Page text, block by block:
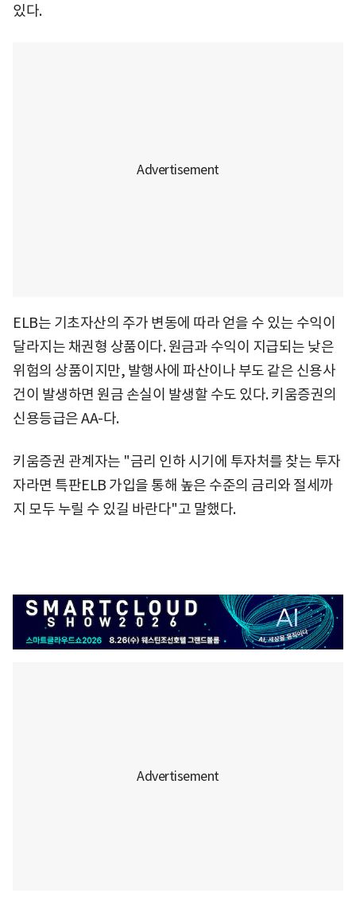
있다.
ELB는 기초자산의 주가 변동에 따라 얻을 수 있는 수익이
달라지는 채권형 상품이다. 원금과 수익이 지급되는 낮은
위험의 상품이지만, 발행사에 파산이나 부도 같은 신용사
건이 발생하면 원금 손실이 발생할 수도 있다. 키움증권의
신용등급은 AA-다.
키움증권 관계자는 "금리 인하 시기에 투자처를 찾는 투자
자라면 특판ELB 가입을 통해 높은 수준의 금리와 절세까
지 모두 누릴 수 있길 바란다"고 말했다.